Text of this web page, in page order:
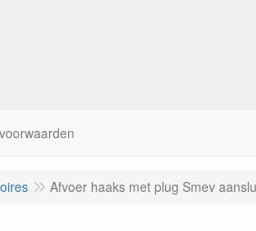
Afvoer haaks met plug Smev